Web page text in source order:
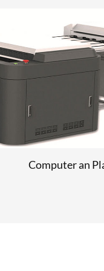
Computer an
UV-
LESEN SIE